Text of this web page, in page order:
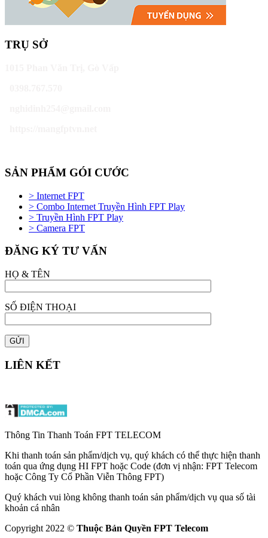
TRỤ SỞ
SẢN PHẨM GÓI CƯỚC
> Internet FPT
> Combo Internet Truyền Hình FPT Play
> Truyền Hình FPT Play
> Camera FPT
ĐĂNG KÝ TƯ VẤN
HỌ & TÊN
SỐ ĐIỆN THOẠI
LIÊN KẾT
Thông Tin Thanh Toán FPT TELECOM
Khi thanh toán sản phẩm/dịch vụ, quý khách có thể thực hiện thanh
toán qua ứng dụng HI FPT hoặc Code (đơn vị nhận: FPT Telecom
hoặc Công Ty Cổ Phần Viễn Thông FPT)
Quý khách vui lòng không thanh toán sản phẩm/dịch vụ qua số tài
khoản cá nhân
Copyright 2022 © Thuộc Bản Quyền FPT Telecom